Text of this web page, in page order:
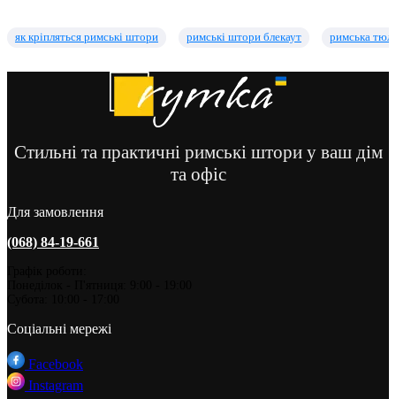
як кріпляться римські штори римські штори блекаут римська
Стильні та практичні римські штори у ваш дім
та офіс
Для замовлення
(068) 84-19-661
Соціальні мережі
Facebook
Instagram